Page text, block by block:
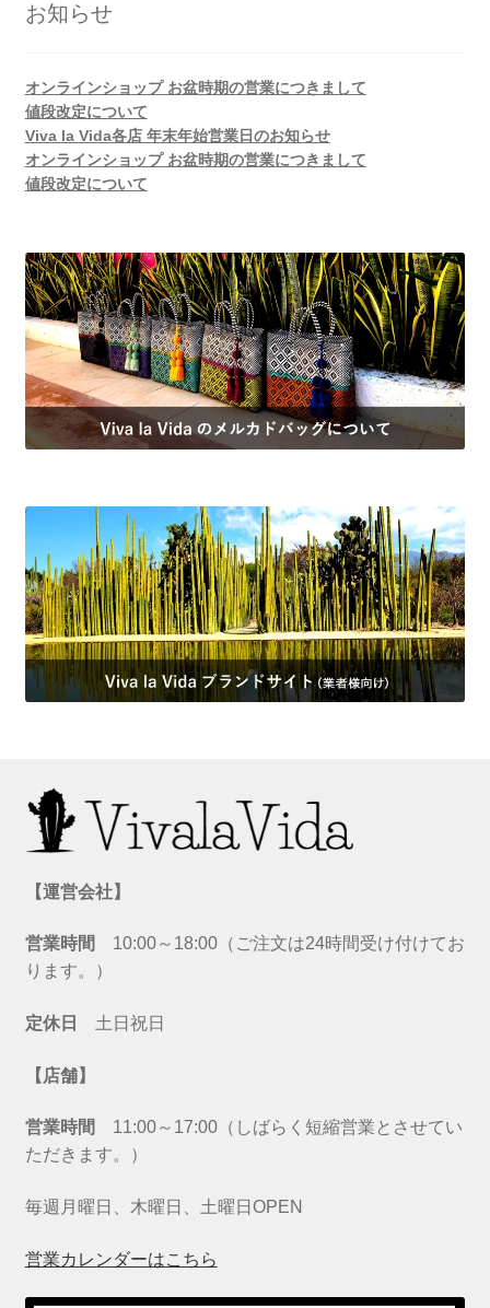
お知らせ
オンラインショップ お盆時期の営業につきまして
値段改定について
Viva la Vida各店 年末年始営業日のお知らせ
オンラインショップ お盆時期の営業につきまして
値段改定について
【運営会社】
営業時間 10:00～18:00（ご注文は24時間受け付けてお
ります。）
定休日 土日祝日
【店舗】
営業時間 11:00～17:00（しばらく短縮営業とさせてい
ただきます。）
毎週月曜日、木曜日、土曜日OPEN
営業カレンダーはこちら